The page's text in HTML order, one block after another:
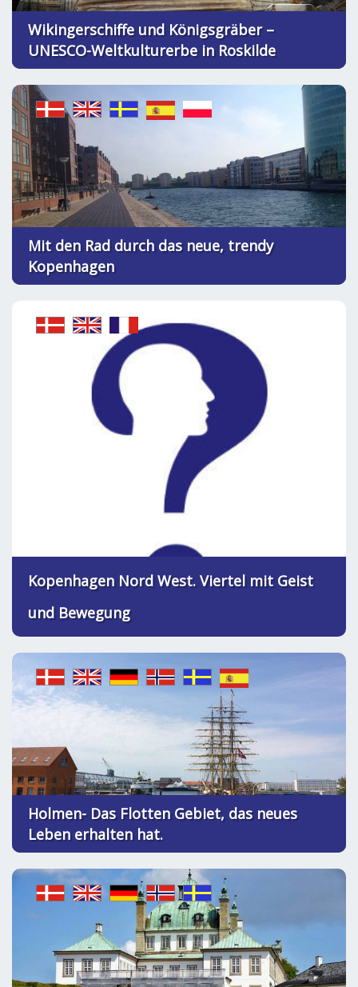
Wikingerschiffe und Königsgräber –
UNESCO-Weltkulturerbe in Roskilde
Mit den Rad durch das neue, trendy
Kopenhagen
Kopenhagen Nord West. Viertel mit Geist
und Bewegung
Holmen- Das Flotten Gebiet, das neues
Leben erhalten hat.